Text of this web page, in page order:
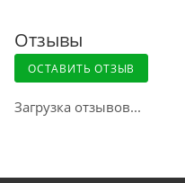
Доставка
Отзывы
ОСТАВИТЬ ОТЗЫВ
Загрузка отзывов...